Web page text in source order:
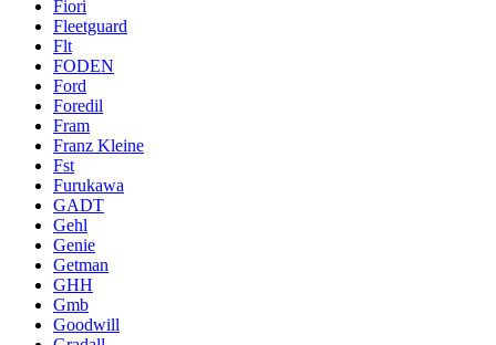
Fiori
Fleetguard
Flt
FODEN
Ford
Foredil
Fram
Franz Kleine
Fst
Furukawa
GADT
Gehl
Genie
Getman
GHH
Gmb
Goodwill